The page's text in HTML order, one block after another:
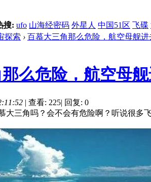
搜: ufo 山海经密码 外星人 中国51区 飞碟
探索 › 百慕大三角那么危险，航空母舰进
么危险，航空母
| 查看: 225| 回复: 0
大三角吗？会不会有危险啊？听说很